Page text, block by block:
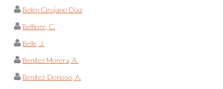
Belén Cirujano Diaz
Belfiore, C.
Belle, J.
Benítez Morera, A.
Benítez-Donoso, A.